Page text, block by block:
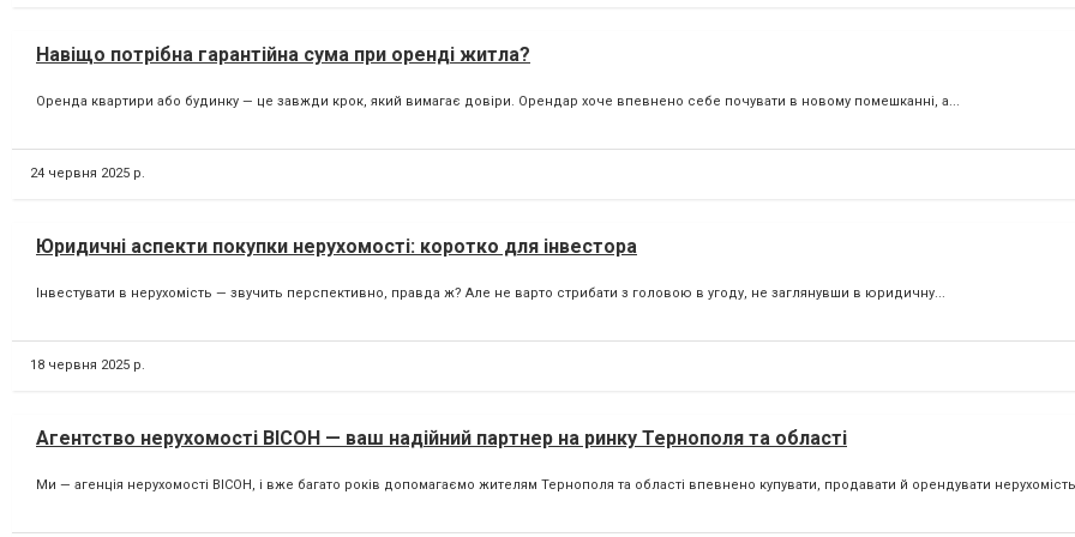
Навіщо потрібна гарантійна сума при оренді житла?
Оренда квартири або будинку — це завжди крок, який вимагає довіри. Орендар хоче впевнено себе почувати в новому помешканні, а...
24 червня 2025 р.
Юридичні аспекти покупки нерухомості: коротко для інвестора
Інвестувати в нерухомість — звучить перспективно, правда ж? Але не варто стрибати з головою в угоду, не заглянувши в юридичну...
18 червня 2025 р.
Агентство нерухомості ВІСОН — ваш надійний партнер на ринку Тернополя та області
Ми — агенція нерухомості ВІСОН, і вже багато років допомагаємо жителям Тернополя та області впевнено купувати, продавати й орендувати